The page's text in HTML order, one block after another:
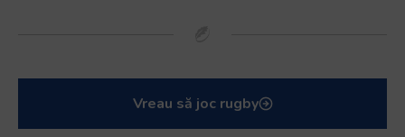
Vreau să joc rugby